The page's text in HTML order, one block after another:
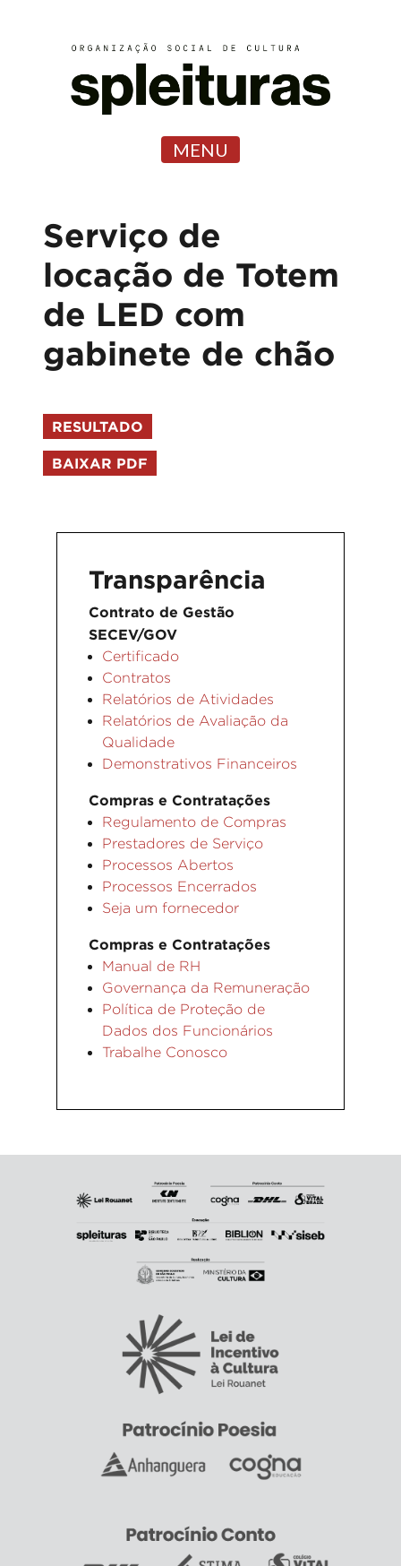
MENU
Serviço de
locação de Totem
de LED com
gabinete de chão
RESULTADO
BAIXAR PDF
Transparência
Contrato de Gestão
SECEV/GOV
Certificado
Contratos
Relatórios de Atividades
Relatórios de Avaliação da
Qualidade
Demonstrativos Financeiros
Compras e Contratações
Regulamento de Compras
Prestadores de Serviço
Processos Abertos
Processos Encerrados
Seja um fornecedor
Compras e Contratações
Manual de RH
Governança da Remuneração
Política de Proteção de
Dados dos Funcionários
Trabalhe Conosco